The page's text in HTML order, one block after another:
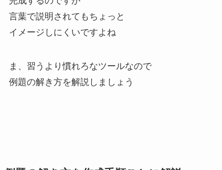
言葉で説明されてもちょっと
イメージしにくいですよね
ま、習うより慣れろなツールなので
例題の解き方を解説しましょう